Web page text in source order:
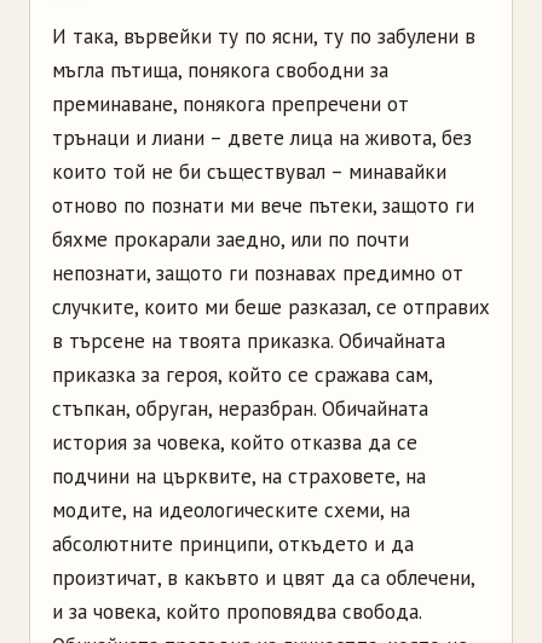
И така, вървейки ту по ясни, ту по забулени в
мъгла пътища, понякога свободни за
преминаване, понякога препречени от
трънаци и лиани – двете лица на живота, без
които той не би съществувал – минавайки
отново по познати ми вече пътеки, защото ги
бяхме прокарали заедно, или по почти
непознати, защото ги познавах предимно от
случките, които ми беше разказал, се отправих
в търсене на твоята приказка. Обичайната
приказка за героя, който се сражава сам,
стъпкан, обруган, неразбран. Обичайната
история за човека, който отказва да се
подчини на църквите, на страховете, на
модите, на идеологическите схеми, на
абсолютните принципи, откъдето и да
произтичат, в какъвто и цвят да са облечени,
и за човека, който проповядва свобода.